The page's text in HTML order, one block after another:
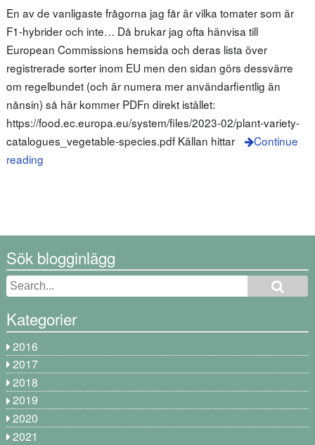
En av de vanligaste frågorna jag får är vilka tomater som är
F1-hybrider och inte… Då brukar jag ofta hänvisa till
European Commissions hemsida och deras lista över
registrerade sorter inom EU men den sidan görs dessvärre
om regelbundet (och är numera mer användarfientlig än
nånsin) så här kommer PDFn direkt istället:
https://food.ec.europa.eu/system/files/2023-02/plant-variety-
catalogues_vegetable-species.pdf Källan hittar
Continue
reading
Sök blogginlägg
Kategorier
2016
2017
2018
2019
2020
2021